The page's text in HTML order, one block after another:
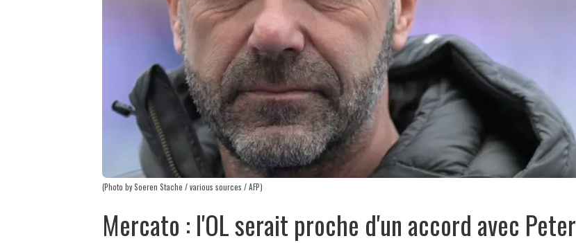
(Photo by Soeren Stache / various sources / AFP)
Mercato : l'OL serait proche d'un accord avec Peter